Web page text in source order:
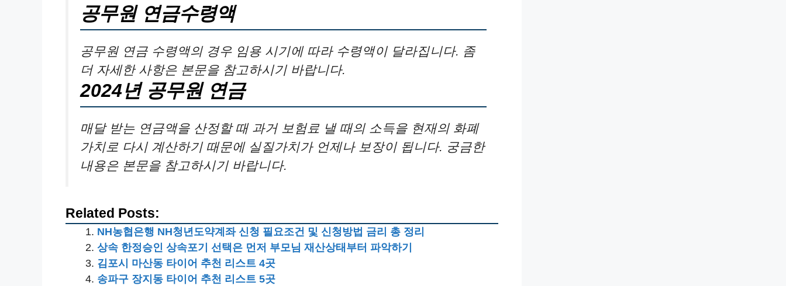
공무원 연금수령액
공무원 연금 수령액의 경우 임용 시기에 따라 수령액이 달라집니다. 좀
더 자세한 사항은 본문을 참고하시기 바랍니다.
2024년 공무원 연금
매달 받는 연금액을 산정할 때 과거 보험료 낼 때의 소득을 현재의 화폐
가치로 다시 계산하기 때문에 실질가치가 언제나 보장이 됩니다. 궁금한
내용은 본문을 참고하시기 바랍니다.
Related Posts:
NH농협은행 NH청년도약계좌 신청 필요조건 및 신청방법 금리 총 정리
상속 한정승인 상속포기 선택은 먼저 부모님 재산상태부터 파악하기
김포시 마산동 타이어 추천 리스트 4곳
송파구 장지동 타이어 추천 리스트 5곳